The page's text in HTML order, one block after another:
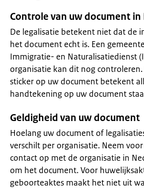
Controle van uw document in
De legalisatie betekent niet dat de
het document echt is. Een
Immigratie- en Naturalisatiedienst
organisatie kan dit nog
sticker op uw document betekent
handtekening op uw document
Geldigheid van uw document
Hoelang uw document of
verschilt per organisatie. Neem
contact op met de organisatie in
om het document. Voor
geboorteaktes maakt het niet uit